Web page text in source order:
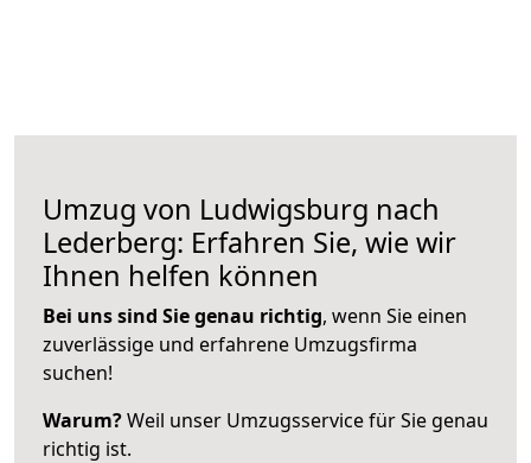
Umzug von Ludwigsburg nach
Lederberg: Erfahren Sie, wie wir
Ihnen helfen können
Bei uns sind Sie genau richtig, wenn Sie einen
zuverlässige und erfahrene Umzugsfirma
suchen!
Warum?Weil unser Umzugsservice für Sie genau
richtig ist.